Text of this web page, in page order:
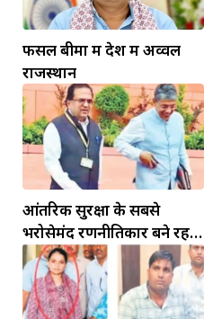
फसल बीमा में देश में अव्वल
राजस्थान
आंतरिक सुरक्षा के सबसे
भरोसेमंद रणनीतिकार बने रहेंगे
गोविंद मोहन